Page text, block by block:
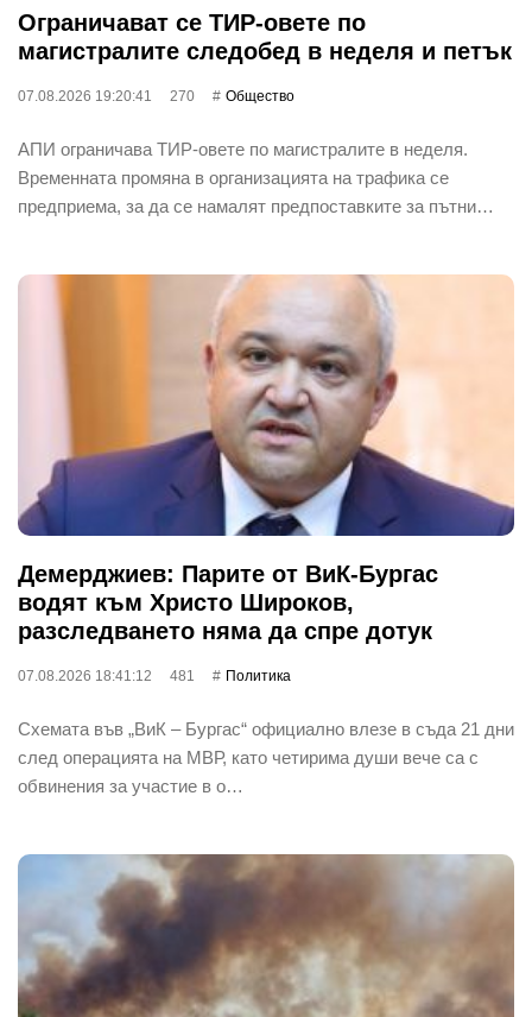
Ограничават се ТИР-овете по
магистралите следобед в неделя и петък
07.08.2026 19:20:41 270 Общество
АПИ ограничава ТИР-овете по магистралите в неделя.
Временната промяна в организацията на трафика се
предприема, за да се намалят предпоставките за пътни…
Демерджиев: Парите от ВиК-Бургас
водят към Христо Широков,
разследването няма да спре дотук
07.08.2026 18:41:12 481 Политика
Схемата във „ВиК – Бургас“ официално влезе в съда 21 дни
след операцията на МВР, като четирима души вече са с
обвинения за участие в о…